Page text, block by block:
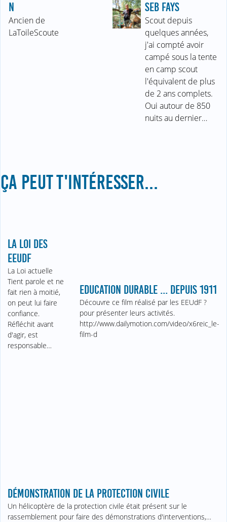
N
Ancien de
LaToileScoute
SEB FAYS
Scout depuis
quelques années,
j'ai compté avoir
campé sous la tente
en camp scout
l'équivalent de plus
de 2 ans complets.
Oui autour de 850
nuits au dernier…
ÇA PEUT T'INTÉRESSER...
LA LOI DES
EEUDF
La Loi actuelle
Tient parole et ne
fait rien à moitié,
on peut lui faire
confiance.
Réfléchit avant
d'agir, est
responsable…
EDUCATION DURABLE ... DEPUIS 1911
Découvre ce film réalisé par les EEUdF ?
pour présenter leurs activités.
http://www.dailymotion.com/video/x6reic_le-
film-d
DÉMONSTRATION DE LA PROTECTION CIVILE
Un hélicoptère de la protection civile était présent sur le
rassemblement pour faire des démonstrations d'interventions,…